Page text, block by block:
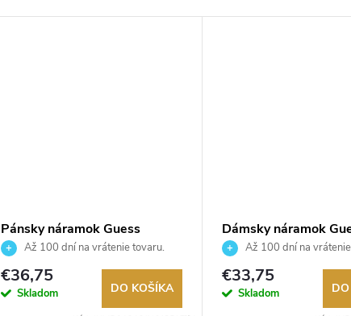
Pánsky náramok Guess
JUMB01312JWYGBKT/U
Až 100 dní na vrátenie tovaru.
Autorizovaný predajca.
€36,75
Skladom DO KOŠÍKA
Dámsky náramok
JUBB04144JWYGS
Až 100 dní na
Autorizovaný predajca.
€33,75
Skladom